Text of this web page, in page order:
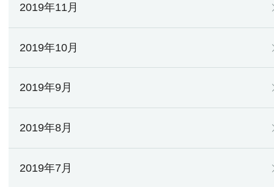
2019年11月
2019年10月
2019年9月
2019年8月
2019年7月